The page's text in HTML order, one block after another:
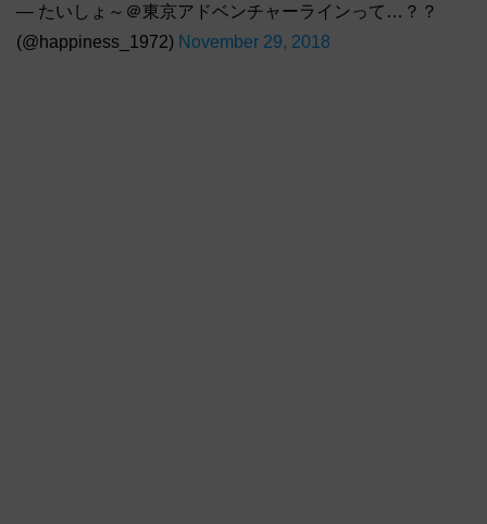
— たいしょ～＠東京アドベンチャーラインって…？？
(@happiness_1972) November 29, 2018